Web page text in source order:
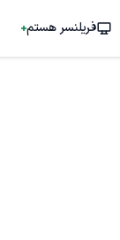
فریلنسر هستم